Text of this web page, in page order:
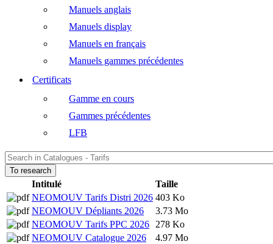
Manuels anglais
Manuels display
Manuels en français
Manuels gammes précédentes
Certificats
Gamme en cours
Gammes précédentes
LFB
To research
Intitulé
Taille
NEOMOUV Tarifs Distri 2026 403 Ko
NEOMOUV Dépliants 2026
3.73 Mo
NEOMOUV Tarifs PPC 2026
278 Ko
NEOMOUV Catalogue 2026
4.97 Mo